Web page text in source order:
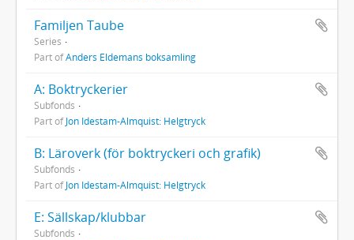
Familjen Taube
Series
Part ofAnders Eldemans boksamling
A: Boktryckerier
Subfonds
Part ofJon Idestam-Almquist: Helgtryck
B: Läroverk (för boktryckeri och grafik)
Subfonds
Part ofJon Idestam-Almquist: Helgtryck
E: Sällskap/klubbar
Subfonds